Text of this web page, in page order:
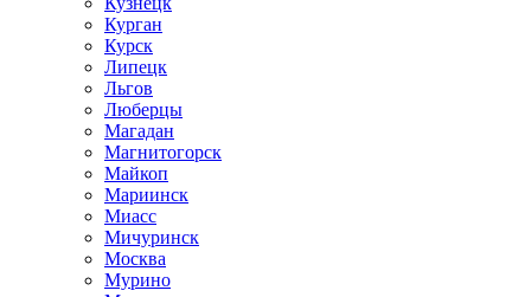
Курган
Курск
Липецк
Льгов
Люберцы
Магадан
Магнитогорск
Майкоп
Мариинск
Миасс
Мичуринск
Москва
Мурино